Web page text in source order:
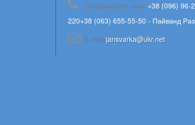
Телефонуйте нам: +38 (096) 96-
220+38 (063) 655-55-50 - Пайванд
E-maіl jansvarka@ukr.net